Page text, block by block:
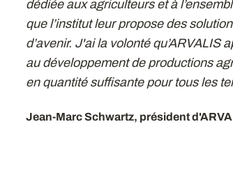
dédiée aux agriculteurs et à
que l’institut leur propose des
d’avenir. J'ai la volonté qu’ARVALIS
au développement de productions
en quantité suffisante pour tous les
Jean-Marc Schwartz, président